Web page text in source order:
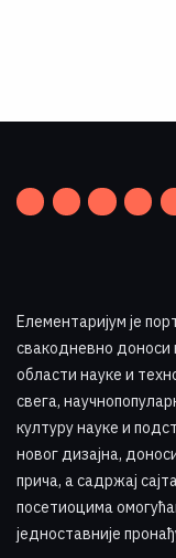
Елементаријум је
свакодневно доноси
области науке и
свега,
културу науке и
новог дизајна,
прича, а садржај
посетиоцима
једноставније